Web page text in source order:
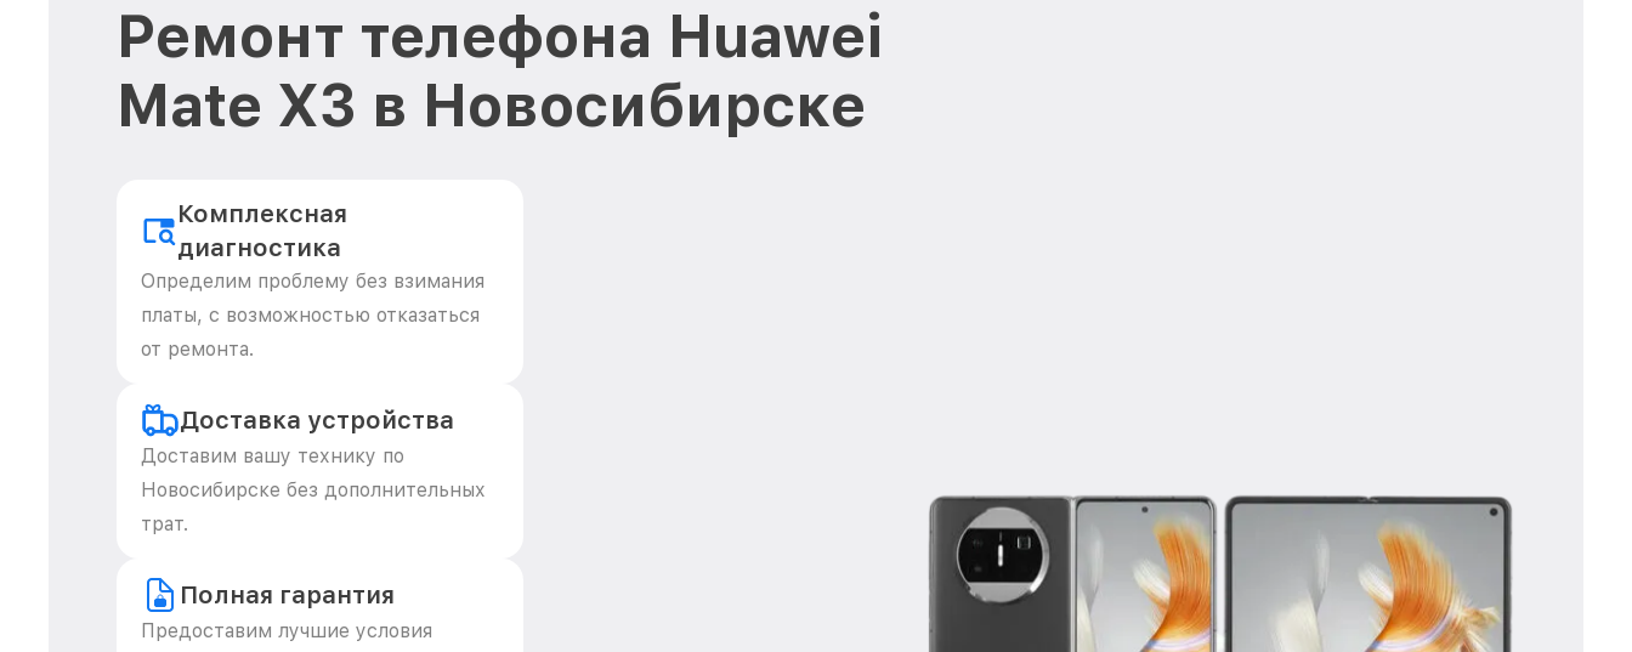
Ремонт телефона Huawei
Mate X3 в Новосибирске
Комплексная
диагностика
Определим проблему без взимания
платы, с возможностью отказаться
от ремонта.
Доставка устройства
Доставим вашу технику по
Новосибирске без дополнительных
трат.
Полная гарантия
Предоставим лучшие условия